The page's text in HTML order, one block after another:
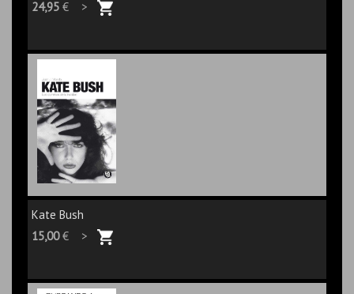
24,95 € >
Kate Bush
15,00€ >